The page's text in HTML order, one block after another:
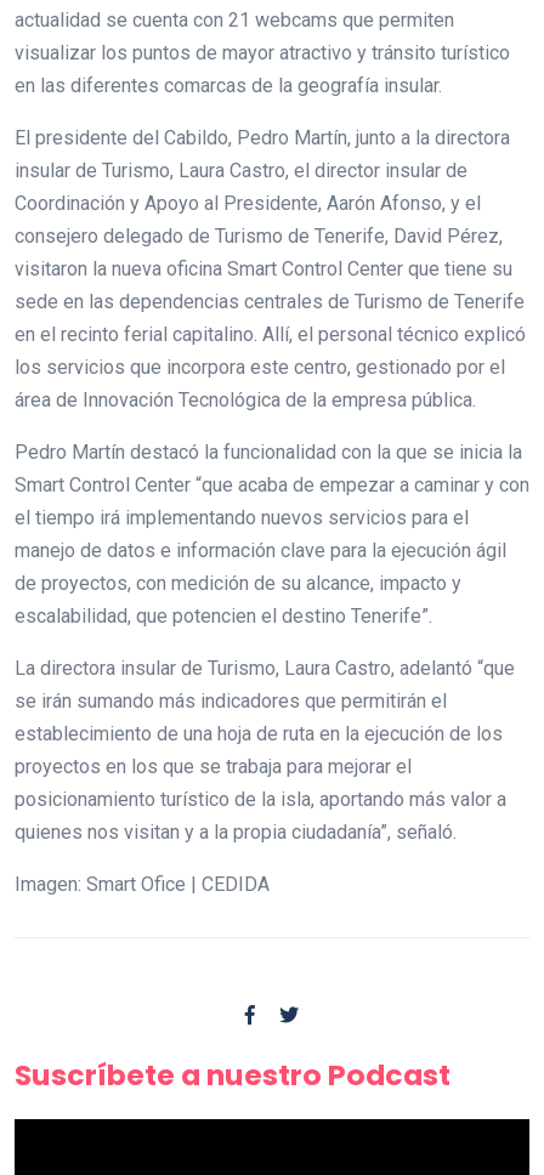
actualidad se cuenta con 21 webcams que permiten
visualizar los puntos de mayor atractivo y tránsito turístico
en las diferentes comarcas de la geografía insular.
El presidente del Cabildo, Pedro Martín, junto a la directora
insular de Turismo, Laura Castro, el director insular de
Coordinación y Apoyo al Presidente, Aarón Afonso, y el
consejero delegado de Turismo de Tenerife, David Pérez,
visitaron la nueva oficina Smart Control Center que tiene su
sede en las dependencias centrales de Turismo de Tenerife
en el recinto ferial capitalino. Allí, el personal técnico explicó
los servicios que incorpora este centro, gestionado por el
área de Innovación Tecnológica de la empresa pública.
Pedro Martín destacó la funcionalidad con la que se inicia la
Smart Control Center “que acaba de empezar a caminar y con
el tiempo irá implementando nuevos servicios para el
manejo de datos e información clave para la ejecución ágil
de proyectos, con medición de su alcance, impacto y
escalabilidad, que potencien el destino Tenerife”.
La directora insular de Turismo, Laura Castro, adelantó “que
se irán sumando más indicadores que permitirán el
establecimiento de una hoja de ruta en la ejecución de los
proyectos en los que se trabaja para mejorar el
posicionamiento turístico de la isla, aportando más valor a
quienes nos visitan y a la propia ciudadanía”, señaló.
Imagen: Smart Ofice | CEDIDA
Suscríbete a nuestro Podcast